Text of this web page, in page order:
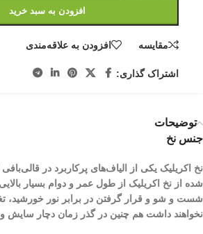
افزودن به سبد خرید
مقایسه افزودن به علاقه‌مندی
اشتراک گذاری:
توضیحات
جنس نخ
نخ اکریلیک یکی از الیاف­‌های پرکاربرد در
شده از نخ اکریلیک از طول عمر و دوام بسیار
شست و شو و قرار گرفتن در برابر نور خورشید،
نخواهند داشت هم چنین در گذر زمان دچار سایش